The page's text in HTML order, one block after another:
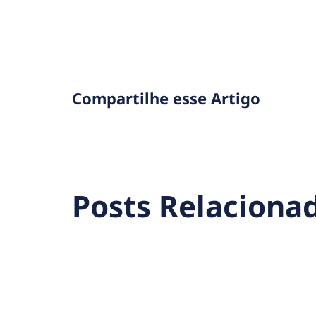
Compartilhe esse Artigo
Posts